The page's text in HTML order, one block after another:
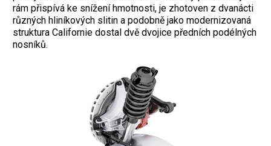
rám přispívá ke snížení hmotnosti, je zhotoven z dvanácti
různých hliníkových slitin a podobně jako modernizovaná
struktura Californie dostal dvě dvojice předních podélných
nosníků.